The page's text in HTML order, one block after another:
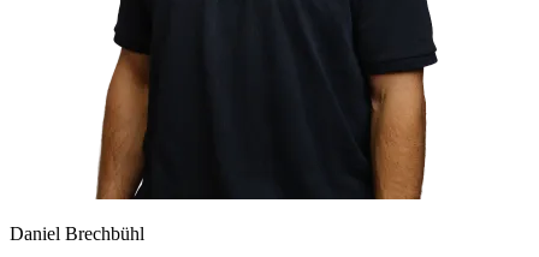
Daniel Brechbühl